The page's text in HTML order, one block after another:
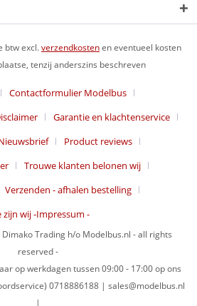
btw excl.verzendkostenen eventueel kosten
tenzij anderszins beschreven
Contactformulier Modelbus
Garantie en klachtenservice
Product reviews
Trouwe klanten belonen wij
Verzenden - afhalen bestelling
zijn wij -Impressum -
Trading h/o Modelbus.nl - all rights
reserved -
op werkdagen tussen 09:00 - 17:00 op ons
0718886188 | sales@modelbus.nl
|